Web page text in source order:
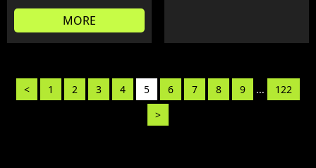
MORE
< 1 2 3 4 5 6 7 8 9 ...
122
>